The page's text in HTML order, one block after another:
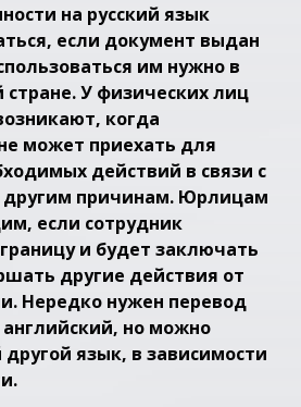
на русский язык
если документ выдан
им нужно в
стране. У физических лиц
когда
может приехать для
действий в связи с
другим причинам. Юрлицам
если сотрудник
и будет заключать
другие действия от
Нередко нужен перевод
но можно
язык, в зависимости